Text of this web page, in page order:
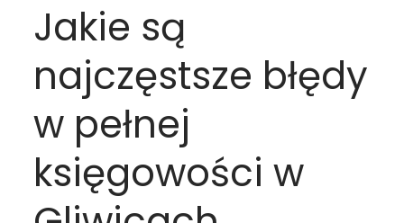
Jakie są
najczęstsze błędy
w pełnej
księgowości w